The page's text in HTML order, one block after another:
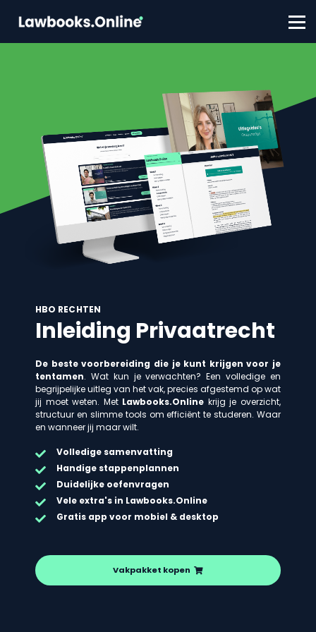
FAQ
Contact
HBO RECHTEN
Inleiding Privaatrecht
De beste voorbereiding die je kunt krijgen voor je
tentamen. Wat kun je verwachten? Een volledige en
begrijpelijke uitleg van het vak, precies afgestemd op wat
jij moet weten. Met Lawbooks.Online krijg je overzicht,
structuur en slimme tools om efficiënt te studeren. Waar
en wanneer jij maar wilt.
Volledige samenvatting
Handige stappenplannen
Duidelijke oefenvragen
Vele extra's in Lawbooks.Online
Gratis app voor mobiel & desktop
Vakpakket kopen